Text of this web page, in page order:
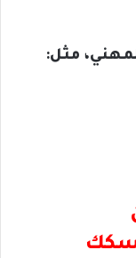
مثل: